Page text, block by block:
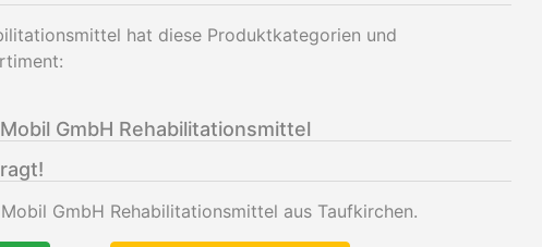
hat diese Produktkategorien und
GmbH Rehabilitationsmittel
GmbH Rehabilitationsmittel aus Taufkirchen.